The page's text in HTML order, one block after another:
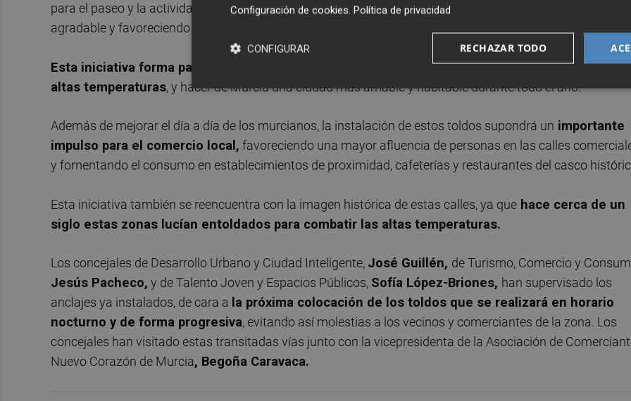
para el paseo y la actividad diaria en pleno centro de la ciudad, generando una sensación térmica más
agradable y favoreciendo la estancia y el tránsito peatonal.
Esta iniciativa forma parte de la estrategia municipal para adaptar los espacios urbanos a las
altas temperaturas, y hacer de Murcia una ciudad más amable y habitable durante todo el año.
Además de mejorar el día a día de los murcianos, la instalación de estos toldos supondrá un importante
impulso para el comercio local, favoreciendo una mayor afluencia de personas en las calles
y fomentando el consumo en establecimientos de proximidad, cafeterías y restaurantes del casco
Esta iniciativa también se reencuentra con la imagen histórica de estas calles, ya que hace cerca de un
siglo estas zonas lucían entoldados para combatir las altas temperaturas.
Los concejales de Desarrollo Urbano y Ciudad Inteligente, José Guillén, de Turismo, Comercio y
Jesús Pacheco, y de Talento Joven y Espacios Públicos, Sofía López-Briones, han supervisado los
anclajes ya instalados, de cara a la próxima colocación de los toldos que se realizará en horario
nocturno y de forma progresiva, evitando así molestias a los vecinos y comerciantes de la zona. Los
concejales han visitado estas transitadas vías junto con la vicepresidenta de la Asociación de
Nuevo Corazón de Murcia, Begoña Caravaca.
Configuración de cookies. Política de privacidad
RECHAZAR TODO
CONFIGURAR